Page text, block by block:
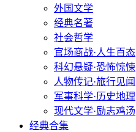
外国文学
经典名著
社会哲学
官场商战·人生百态
科幻悬疑·恐怖惊悚
人物传记·旅行见闻
军事科学·历史地理
现代文学·励志鸡汤
经典合集